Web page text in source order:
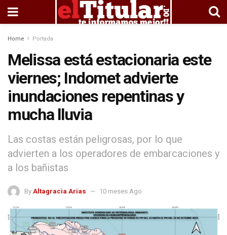
Home Portada
Melissa está estacionaria este
viernes; Indomet advierte
inundaciones repentinas y
mucha lluvia
Las costas están peligrosas, por lo que
advierten a los operadores de embarcaciones y
a los bañistas
By Altagracia Arias 10 meses Ago